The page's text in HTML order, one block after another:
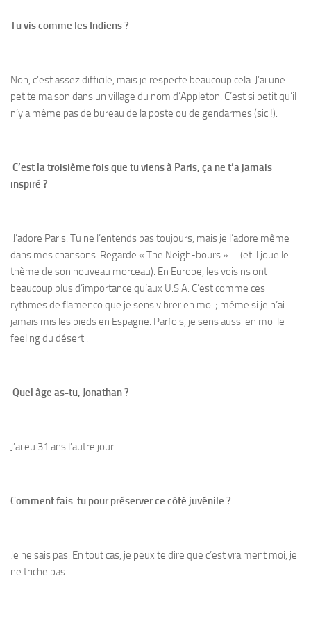
Tu vis comme les Indiens ?
Non, c’est assez difficile, mais je respecte beaucoup cela. J’ai une
petite maison dans un village du nom d’Appleton. C’est si petit qu’il
n’y a même pas de bureau de la poste ou de gendarmes (sic !).
C’est la troisième fois que tu viens à Paris, ça ne t’a jamais
inspiré ?
J’adore Paris. Tu ne l’entends pas toujours, mais je l’adore même
dans mes chansons. Regarde « The Neigh-bours » … (et il joue le
thème de son nouveau morceau). En Europe, les voisins ont
beaucoup plus d’importance qu’aux U.S.A. C’est comme ces
rythmes de flamenco que je sens vibrer en moi ; même si je n’ai
jamais mis les pieds en Espagne. Parfois, je sens aussi en moi le
feeling du désert .
Quel âge as-tu, Jonathan ?
J’ai eu 31 ans l’autre jour.
Comment fais-tu pour préserver ce côté juvénile ?
Je ne sais pas. En tout cas, je peux te dire que c’est vraiment moi, je
ne triche pas.